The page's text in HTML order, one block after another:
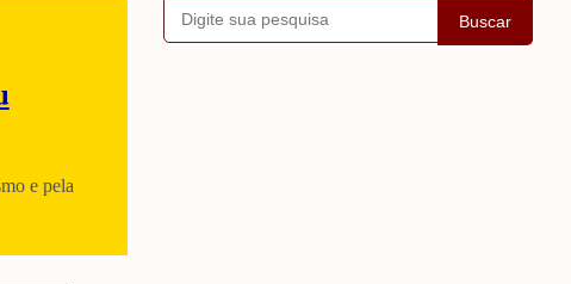
e pela
Buscar